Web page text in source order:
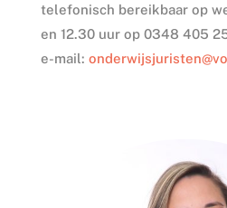
telefonisch bereikbaar op
en 12.30 uur op 0348 405
e-mail: